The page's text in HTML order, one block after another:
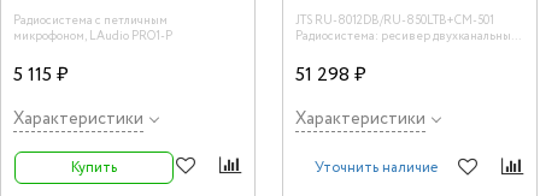
Радиосистема с петличным
микрофоном, LAudio PRO1-P
5 115 ₽
Характеристики
Купить
JTS RU-8012DB/RU-850LTB+CM-501
Радиосистема: ресивер двухканальный
51 298 ₽
Характеристики
Уточнить наличие